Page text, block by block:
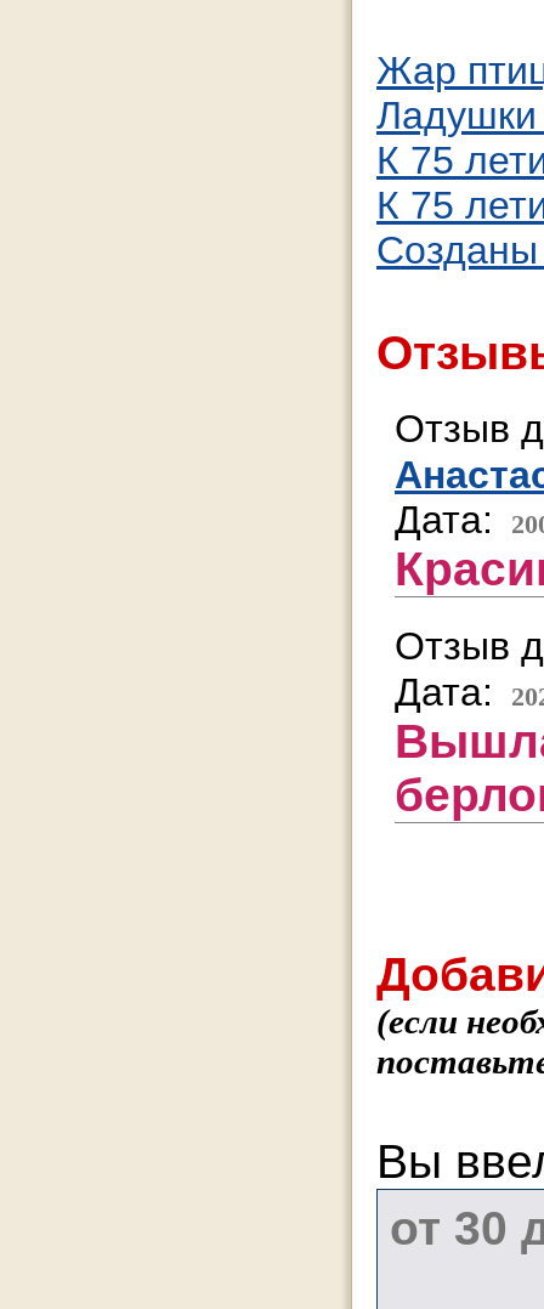
Жар
К 75
К 75
Отзыв
Дата:
Отзыв
Дата:
(если
Вы